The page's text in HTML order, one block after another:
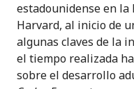
estadounidense en la
Harvard, al inicio de
algunas claves de la
el tiempo realizada
sobre el desarrollo